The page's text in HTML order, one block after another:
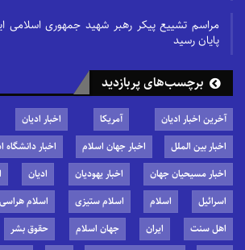
مراسم تشییع پیکر رهبر شهید جمهوری اسلامی
پایان رسید
برچسب‌های پربازدید
آخرین اخبار ادیان آمریکا اخبار ادیان
اخبار بین الملل
اخبار جهان اسلام اخبار دانشگاه
اخبار مسیحیان جهان
اخبار یهودیان ادیان
اسرائیل
اسلام اسلام ستیزی اسلام هراسی
اهل سنت
ایران جهان اسلام حقوق بشر